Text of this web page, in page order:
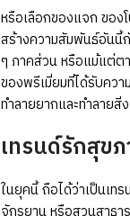
หรือเลือกของแจก ของ
สร้างความสัมพันธ์อันนี้
ๆ ภาคส่วน หรือแม้แต่ต
ของพรีเมี่ยมที่ได้รับควา
ทำลายยากและทำลาย
เทรนด์รักสุข
ในยุคนี้ ถือได้ว่าเป็นเท